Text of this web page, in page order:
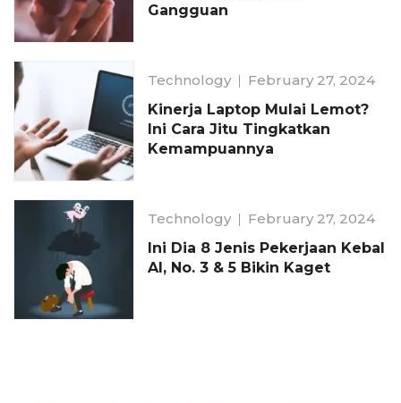
Gangguan
Technology
February 27, 2024
Kinerja Laptop Mulai Lemot?
Ini Cara Jitu Tingkatkan
Kemampuannya
Technology
February 27, 2024
Ini Dia 8 Jenis Pekerjaan Kebal
AI, No. 3 & 5 Bikin Kaget